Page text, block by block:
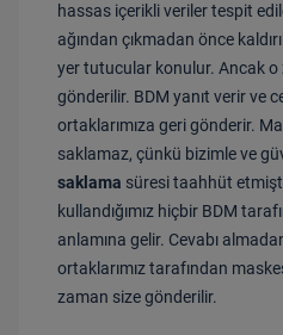
hassas içerikli veriler tespit
ağından çıkmadan önce
yer tutucular konulur. Ancak o
gönderilir. BDM yanıt verir ve
ortaklarımıza geri gönderir.
saklamaz, çünkü bizimle ve
saklama süresi taahhüt
kullandığımız hiçbir BDM
anlamına gelir. Cevabı
ortaklarımız tarafından
zaman size gönderilir.